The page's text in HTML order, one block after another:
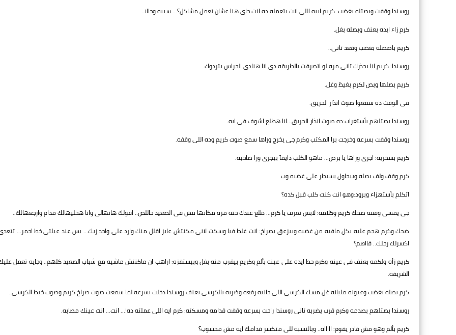
روسندا وقفت وبصتله بغضب: كريم اىيه اللى انت بتعمله ده انت جاى هنا عشان تعمل مشاكل؟... سيبه وحالا..
كرم زاء ايده بعنف وبصله بغل.
كريم باصصله بغضب وقعد تانى..
روسندا: كريم انا بحذرك تانى مره لو اتصرفت بالطريقه دى انا هنادى الحراس يتردوك.
كريم بصلها وبص لكرم بغيظ وغل.
فى الوقت ده سمعوا صوت انذار الحريق.
روسندا بصتلهم بأستغراب:ده صوت انذار الحريق...انا هطلع اشوف فى ايه.
روسندا وقفت بسرعه وخرجت برا المكتب وكرم جى يخرج وراها سمع صوت كريم وده اللى وقفه.
كريم بسخريه: اجرى وراها يا برص... ماهو الكلب دايمآ بيجرى ورا صاحبه.
كرم وقف ولف بصله وبيحاول يسيطر على غضبه وب
اتكلم بأستهزاء وبرود:وهو انت كنت كلب قبل كده؟
جى يمشى وقفه ضحك كريم وكلامه: لابس تعرف يا كرم... طلع عندك حته مزه مكانها مش فى الصعيد خاللص.. اقولك هاتهالى وانا هخليهالك مدام وارجعهالك..
ضحك وكرم هجم عليه بكل مافيه من غضبه وبيزعق بصراخ: انت غلط فيا وسكت لانى مكنتش عايز اقلل منك وارد على واحد زيك... بس عند عيلتى خط احمر...
اكسرلك رجلك.. فااهم؟
كريم زأه ولكمه بعنف فى عينه وكرم حط ايده على عينه بألم وكريم بيقرب منه بغل وبيستفزه: اراهب ان ماكنتش ماشيه مع شباب الصعيد كلهم.. وجايه تعمل
الشريفه.
كرم بصله بغضب وعيونه مليانه غل مسك الكرسى اللى جانبه رفعه وضربه بالكرسى بعنف روسندا دخلت بسرعه لما سمعت صوت صراخ كريم وصوت خبط الكرسى..
روسندا بصتلهم بصدمه وكرم قرب يضربه تانى روسندا راحت بسرعه وقفت قدامه ومسكته: كرم ايه اللى عملته ده!... انت... انت عينك مصابه.
كريم بألم وهو مش قادر يقوم: اااااه.. وبالنسبه للى متكسر قدامك ايه مش محسوب؟